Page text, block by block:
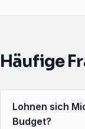
Häufige
Lohnen sich
Budget?